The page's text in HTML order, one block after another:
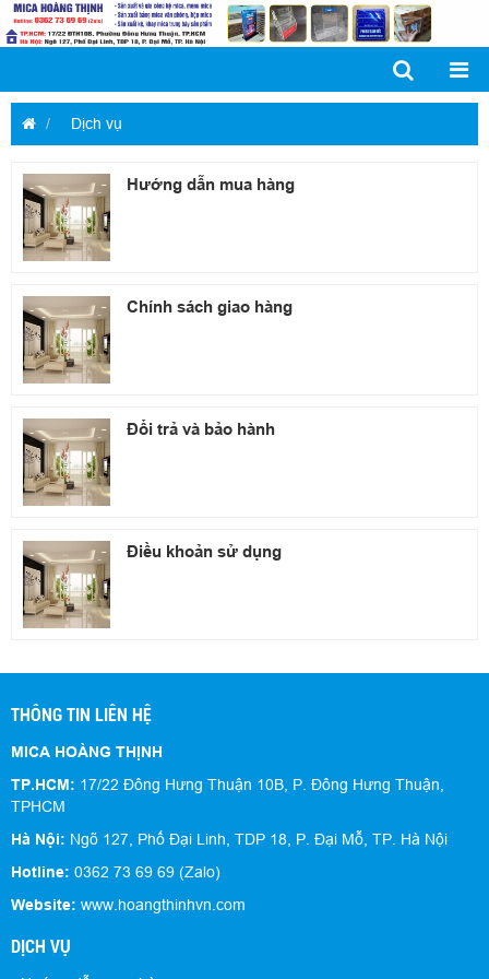
Dịch vụ
Hướng dẫn mua hàng
Chính sách giao hàng
Đổi trả và bảo hành
Điều khoản sử dụng
THÔNG TIN LIÊN HỆ
MICA HOÀNG THỊNH
TP.HCM: 17/22 Đông Hưng Thuận 10B, P. Đông Hưng Thuận,
TPHCM
Hà Nội: Ngõ 127, Phố Đại Linh, TDP 18, P. Đại Mỗ, TP. Hà Nội
Hotline: 0362 73 69 69 (Zalo)
Website: www.hoangthinhvn.com
DỊCH VỤ